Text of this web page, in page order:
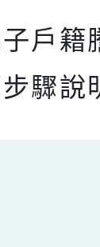
戶籍
驟說